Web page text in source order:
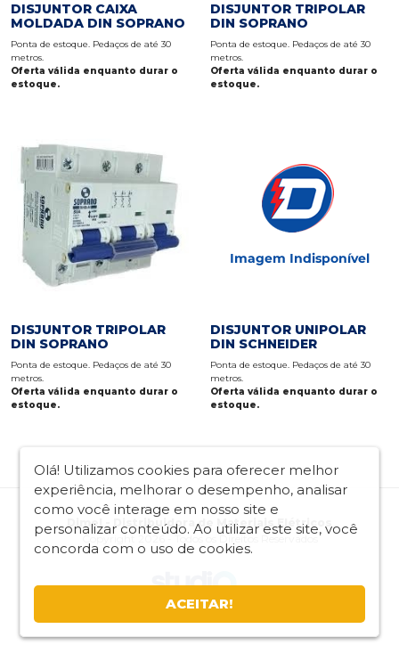
DISJUNTOR CAIXA
MOLDADA DIN SOPRANO
Ponta de estoque. Pedaços de até 30
metros.
Oferta válida enquanto durar o
estoque.
DISJUNTOR TRIPOLAR
DIN SOPRANO
Ponta de estoque. Pedaços de até 30
metros.
Oferta válida enquanto durar o
estoque.
DISJUNTOR TRIPOLAR
DIN SOPRANO
Ponta de estoque. Pedaços de até 30
metros.
Oferta válida enquanto durar o
estoque.
DISJUNTOR UNIPOLAR
DIN SCHNEIDER
Ponta de estoque. Pedaços de até 30
metros.
Oferta válida enquanto durar o
estoque.
Dimel - Distribuidora de Materiais Elétricos
Olá! Utilizamos cookies para oferecer melhor
experiência, melhorar o desempenho, analisar
como você interage em nosso site e
personalizar conteúdo. Ao utilizar este site, você
concorda com o uso de cookies.
ACEITAR!